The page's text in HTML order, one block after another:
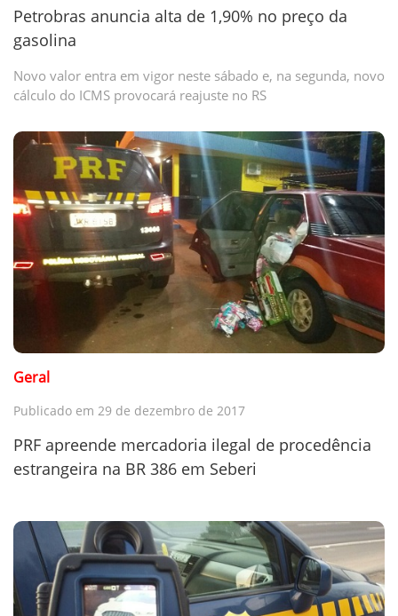
Petrobras anuncia alta de 1,90% no preço da
gasolina
Novo valor entra em vigor neste sábado e, na segunda, novo
cálculo do ICMS provocará reajuste no RS
Geral
Publicado em 29 de dezembro de 2017
PRF apreende mercadoria ilegal de procedência
estrangeira na BR 386 em Seberi